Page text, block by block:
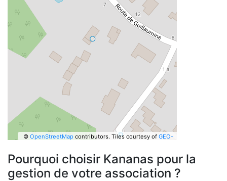
© OpenStreetMapcontributors. Tiles courtesy of GEO-
Pourquoi choisir Kananas pour la
gestion de votre association ?